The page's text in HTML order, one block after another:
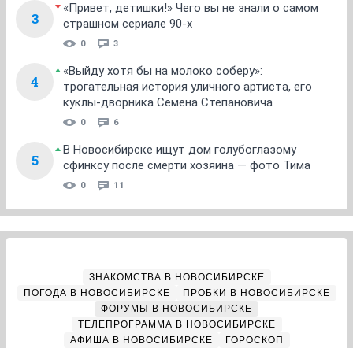
3
«Привет, детишки!» Чего вы не знали о самом
страшном сериале 90-х
0 3
4
«Выйду хотя бы на молоко соберу»:
трогательная история уличного артиста, его
куклы-дворника Семена Степановича
0 6
5
В Новосибирске ищут дом голубоглазому
сфинксу после смерти хозяина — фото Тима
0 11
ЗНАКОМСТВА В НОВОСИБИРСКЕ
ПОГОДА В НОВОСИБИРСКЕ
ПРОБКИ В НОВОСИБИРСКЕ
ФОРУМЫ В НОВОСИБИРСКЕ
ТЕЛЕПРОГРАММА В НОВОСИБИРСКЕ
АФИША В НОВОСИБИРСКЕ
ГОРОСКОП